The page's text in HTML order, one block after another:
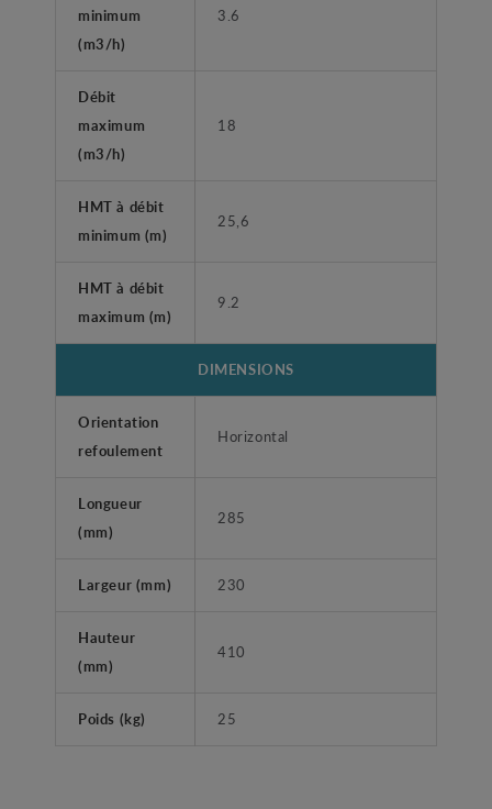
minimum
(m3/h)
3.6
Débit
maximum
(m3/h)
18
HMT à débit
minimum (m)
25,6
HMT à débit
maximum (m)
9.2
DIMENSIONS
Orientation
refoulement
Horizontal
Longueur
(mm)
285
Largeur (mm) 230
Hauteur
(mm)
410
Poids (kg) 25